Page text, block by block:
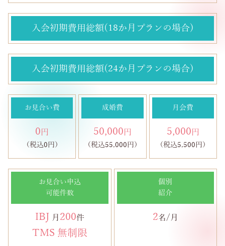
入会初期費用総額(18か月プランの場合)
入会初期費用総額(24か月プランの場合)
お見合い費
0 円
（税込0円）
成婚費
50,000 円
（税込55,000円）
月会費
5,000 円
（税込5,500円）
お見合い申込
可能件数
IBJ 月 200件
TMS 無制限
個別
紹介
2名/月